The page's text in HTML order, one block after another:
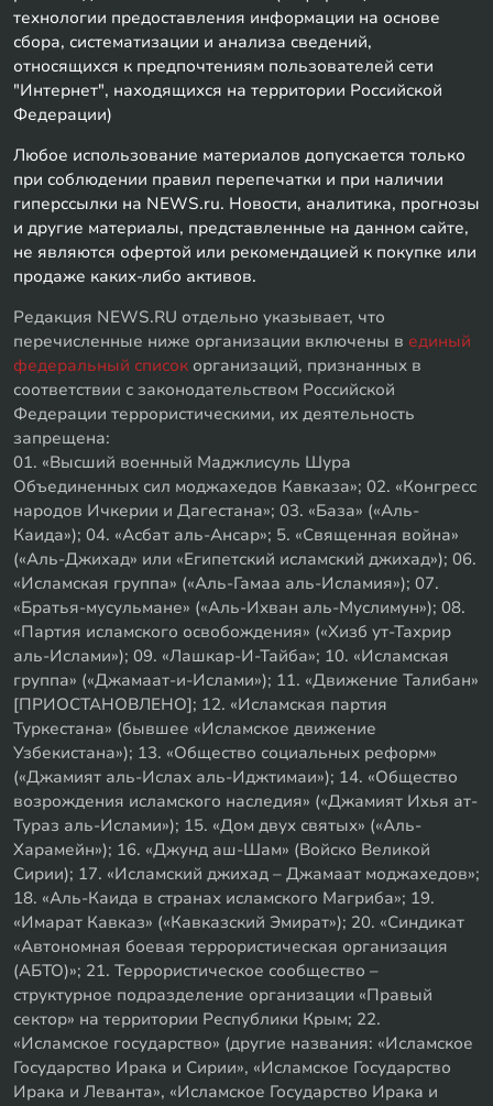
технологии предоставления информации на основе
сбора, систематизации и анализа сведений,
относящихся к предпочтениям пользователей сети
"Интернет", находящихся на территории Российской
Федерации)
Любое использование материалов допускается только
при соблюдении правил перепечатки и при наличии
гиперссылки на NEWS.ru. Новости, аналитика, прогнозы
и другие материалы, представленные на данном сайте,
не являются офертой или рекомендацией к покупке или
продаже каких-либо активов.
Редакция NEWS.RU отдельно указывает, что
перечисленные ниже организации включены в единый
федеральный список организаций, признанных в
соответствии с законодательством Российской
Федерации террористическими, их деятельность
запрещена:
01. «Высший военный Маджлисуль Шура
Объединенных сил моджахедов Кавказа»; 02. «Конгресс
народов Ичкерии и Дагестана»; 03. «База» («Аль-
Каида»); 04. «Асбат аль-Ансар»; 5. «Священная война»
(«Аль-Джихад» или «Египетский исламский джихад»); 06.
«Исламская группа» («Аль-Гамаа аль-Исламия»); 07.
«Братья-мусульмане» («Аль-Ихван аль-Муслимун»); 08.
«Партия исламского освобождения» («Хизб ут-Тахрир
аль-Ислами»); 09. «Лашкар-И-Тайба»; 10. «Исламская
группа» («Джамаат-и-Ислами»); 11. «Движение Талибан»
[ПРИОСТАНОВЛЕНО]; 12. «Исламская партия
Туркестана» (бывшее «Исламское движение
Узбекистана»); 13. «Общество социальных реформ»
(«Джамият аль-Ислах аль-Иджтимаи»); 14. «Общество
возрождения исламского наследия» («Джамият Ихья ат-
Тураз аль-Ислами»); 15. «Дом двух святых» («Аль-
Харамейн»); 16. «Джунд аш-Шам» (Войско Великой
Сирии); 17. «Исламский джихад – Джамаат моджахедов»;
18. «Аль-Каида в странах исламского Магриба»; 19.
«Имарат Кавказ» («Кавказский Эмират»); 20. «Синдикат
«Автономная боевая террористическая организация
(АБТО)»; 21. Террористическое сообщество –
структурное подразделение организации «Правый
сектор» на территории Республики Крым; 22.
«Исламское государство» (другие названия: «Исламское
Государство Ирака и Сирии», «Исламское Государство
Ирака и Леванта», «Исламское Государство Ирака и